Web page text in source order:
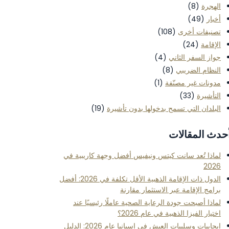
الهجرة (8)
أخبار (49)
تصنيفات أخرى (108)
الإقامة (24)
جواز السفر الثاني (4)
النظام الضريبي (8)
مدونات غير مصنّفة (1)
التأشيرة (33)
البلدان التي تسمح بدخولها بدون تأشيرة (19)
المقالات
لماذا تُعد سانت كيتس ونيفيس أفضل وجهة كاريبية في
2026
الدول ذات الإقامة الذهبية الأقل تكلفة في 2026: أفضل
برامج الإقامة عبر الاستثمار مقارنة
لماذا أصبحت جودة الرعاية الصحية عاملًا رئيسيًا عند
اختيار الفيزا الذهبية في عام 2026؟
إيجابيات وسلبيات العيش في إسبانيا عام 2026: الدليل